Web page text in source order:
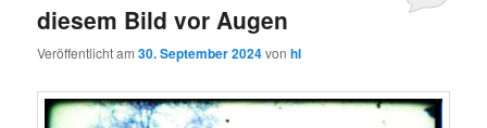
diesem Bild vor Augen
Veröffentlicht am30. September 2024vonhl